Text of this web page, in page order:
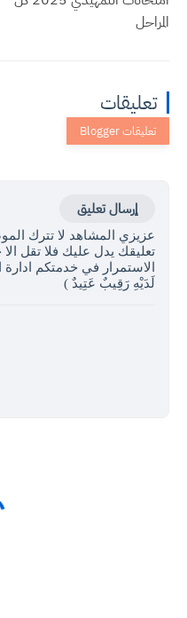
المراحل
تعليقات
إرسال تعليق
عزيزي المشاهد لا تترك
تعليقك يدل عليك فلا تقل
الاستمرار في خدمتكم
لَدَيْهِ رَقِيبٌ عَتِيدٌ )